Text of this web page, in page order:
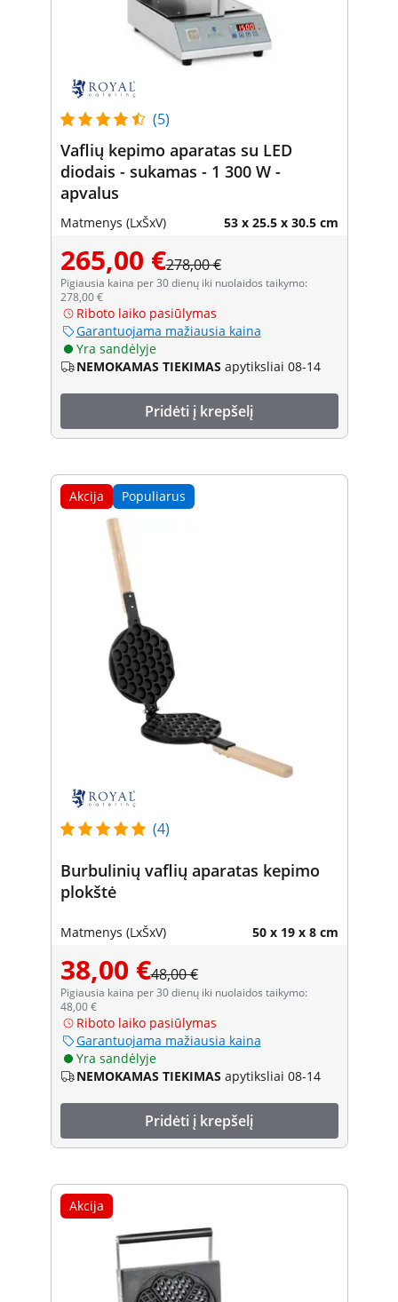
(5)
Vaflių kepimo aparatas su LED
diodais - sukamas - 1 300 W -
apvalus
Matmenys (LxŠxV) 53 x 25.5 x 30.5 cm
265,00 €278,00 €
Pigiausia kaina per 30 dienų iki nuolaidos taikymo:
278,00 €
Riboto laiko pasiūlymas
Garantuojama mažiausia kaina
Yra sandėlyje
NEMOKAMAS TIEKIMAS apytiksliai 08-14
Pridėti į krepšelį
Akcija Populiarus
(4)
Burbulinių vaflių aparatas kepimo
plokštė
Matmenys (LxŠxV) 50 x 19 x 8 cm
38,00 €48,00 €
Pigiausia kaina per 30 dienų iki nuolaidos taikymo:
48,00 €
Riboto laiko pasiūlymas
Garantuojama mažiausia kaina
Yra sandėlyje
NEMOKAMAS TIEKIMAS apytiksliai 08-14
Pridėti į krepšelį
Akcija